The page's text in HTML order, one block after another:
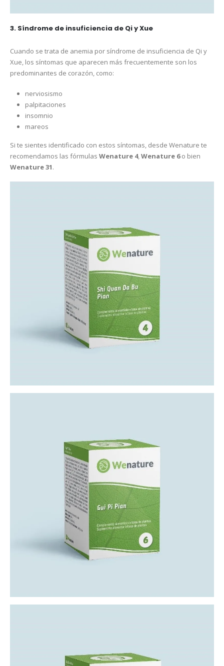
3. Síndrome de insuficiencia de Qi y Xue
Cuando se trata de anemia por síndrome de insuficiencia de Qi y
Xue, los síntomas que aparecen más frecuentemente son los
predominantes de corazón, como:
nerviosismo
palpitaciones
insomnio
mareos
Si te sientes identificado con estos síntomas, desde Wenature te
recomendamos las fórmulas Wenature 4,Wenature 6o bien
Wenature 31.